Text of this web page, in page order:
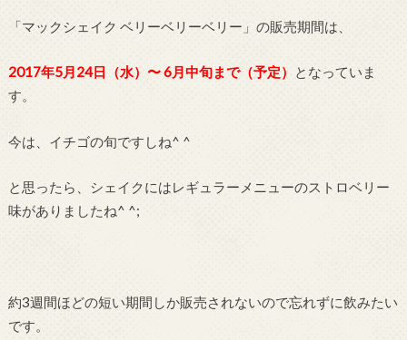
「マックシェイク ベリーベリーベリー」の販売期間は、
2017年5月24日（水）〜 6月中旬まで（予定）
となっていま
す。
今は、イチゴの旬ですしね^ ^
と思ったら、シェイクにはレギュラーメニューのストロベリー
味がありましたね^ ^;
約3週間ほどの短い期間しか販売されないので忘れずに飲みたい
です。